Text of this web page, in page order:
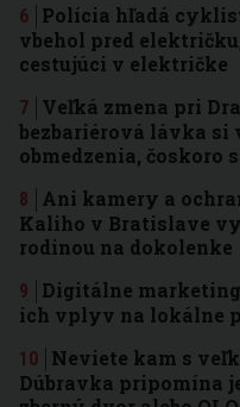
Polícia hľadá
vbehol pred
cestujúci v električke
Veľká zmena pri
bezbariérová lávka si
obmedzenia, čoskoro
Ani kamery a
Kaliho v Bratislave
rodinou na dokolenke
Digitálne
ich vplyv na lokálne
Neviete kam s
Dúbravka pripomína